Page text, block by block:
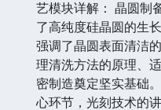
艺模块详解： 晶圆制
了高纯度硅晶圆的生
强调了晶圆表面清洁
理清洗方法的原理、
密制造奠定坚实基础
心环节，光刻技术的